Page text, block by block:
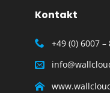
Kontakt
+49 (0) 6007 –